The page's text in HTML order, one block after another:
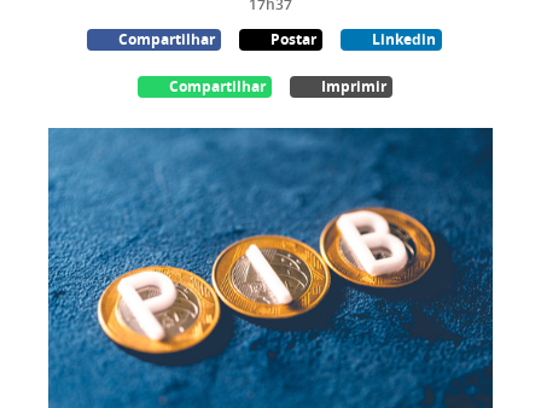
17h37
Compartilhar
Postar Linkedin
Compartilhar Imprimir